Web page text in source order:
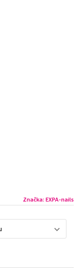
Značka: EXPA-nails